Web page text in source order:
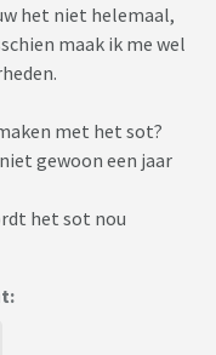
het niet helemaal,
maak ik me wel
met het sot?
gewoon een jaar
het sot nou